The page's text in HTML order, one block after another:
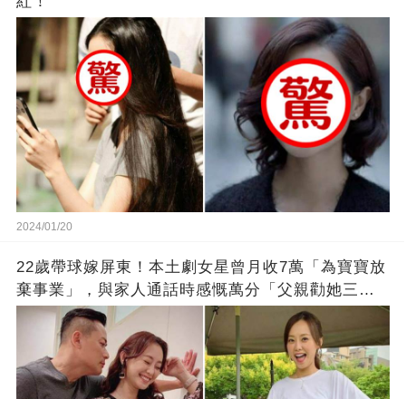
2024/01/20
22歲帶球嫁屏東！本土劇女星曾月收7萬「為寶寶放
棄事業」，與家人通話時感慨萬分「父親勸她三
思」：只有過一次眼淚